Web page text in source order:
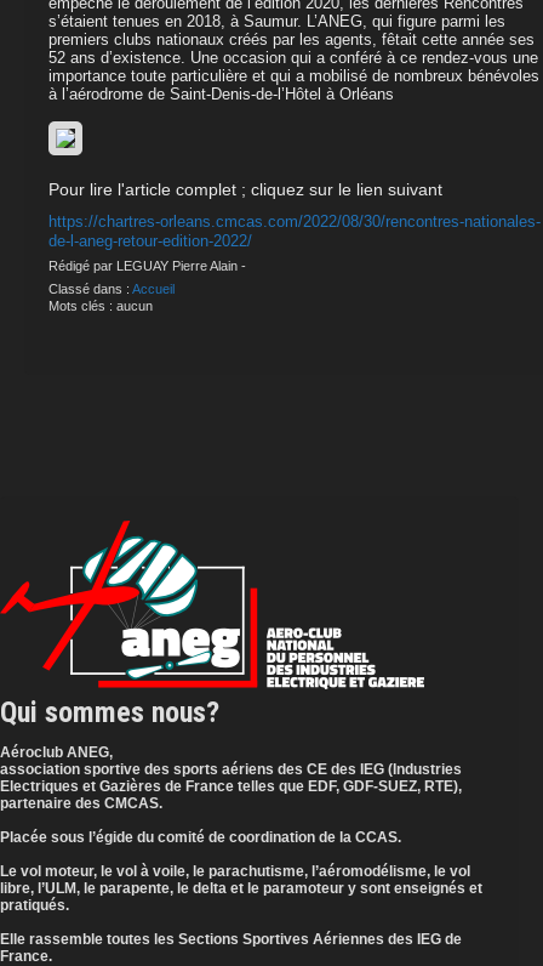
s’étaient tenues en 2018, à Saumur. L’ANEG, qui figure parmi les
premiers clubs nationaux créés par les agents, fêtait cette année ses
52 ans d’existence. Une occasion qui a conféré à ce rendez-vous une
importance toute particulière et qui a mobilisé de nombreux bénévoles
à l’aérodrome de Saint-Denis-de-l’Hôtel à Orléans
Pour lire l'article complet ; cliquez sur le lien suivant
https://chartres-orleans.cmcas.com/2022/08/30/rencontres-nationales-
de-l-aneg-retour-edition-2022/
Rédigé par LEGUAY Pierre Alain -
Classé dans : Accueil
Mots clés : aucun
Qui sommes nous?
Aéroclub ANEG,
association sportive des sports aériens des CE des IEG (Industries
Electriques et Gazières de France telles que EDF, GDF-SUEZ, RTE),
partenaire des CMCAS.
Placée sous l’égide du comité de coordination de la CCAS.
Le vol moteur, le vol à voile, le parachutisme, l’aéromodélisme, le vol
libre, l’ULM, le parapente, le delta et le paramoteur y sont enseignés et
pratiqués.
Elle rassemble toutes les Sections Sportives Aériennes des IEG de
France.